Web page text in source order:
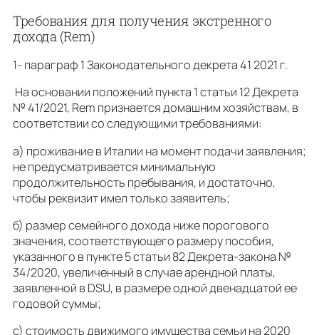
Требования для получения экстренного
дохода (Rem)
1- параграф 1 Законодательного декрета 41 2021 г.
На основании положений пункта 1 статьи 12 Декрета
№ 41/2021, Rem признается домашним хозяйствам, в
соответствии со следующими требованиями:
а) проживание в Италии на момент подачи заявления;
не предусматривается минимальную
продолжительность пребывания, и достаточно,
чтобы реквизит имел только заявитель;
б) размер семейного дохода ниже порогового
значения, соответствующего размеру пособия,
указанного в пункте 5 статьи 82 Декрета-закона №
34/2020, увеличенный в случае арендной платы,
заявленной в DSU, в размере одной двенадцатой ее
годовой суммы;
c) стоимость движимого имущества семьи на 2020